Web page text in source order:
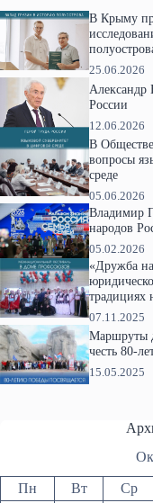
В Крыму
25.06.2026
Александр
России
12.06.2026
В
вопросы
среде
05.06.2026
Владимир
народов
05.02.2026
«Дружба
традициях
07.11.2025
Маршруты
честь 80-
15.05.2025
Пн Вт Ср